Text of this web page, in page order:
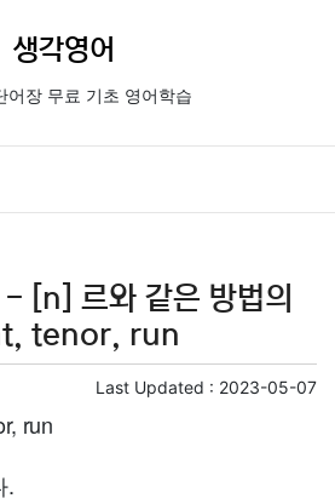
생각영어
어장 무료 기초 영어학습
[n] 르와 같은 방법의
tenor, run
Last Updated : 2023-05-07
run
.